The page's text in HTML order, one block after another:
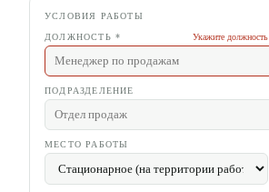
УСЛОВИЯ РАБОТЫ
ДОЛЖНОСТЬ * Укажите должность
ПОДРАЗДЕЛЕНИЕ
МЕСТО РАБОТЫ